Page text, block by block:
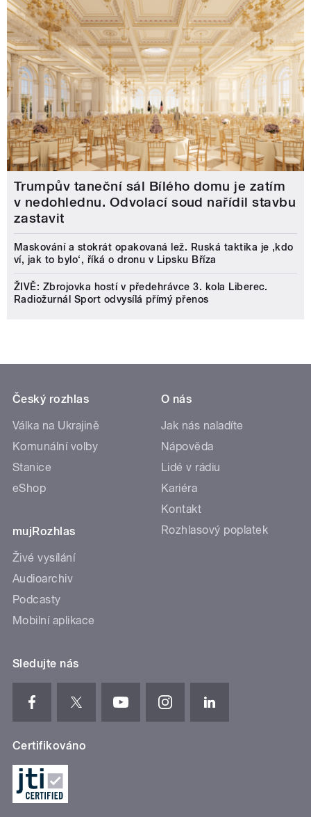
Trumpův taneční sál Bílého domu je zatím
v nedohlednu. Odvolací soud nařídil stavbu
zastavit
Maskování a stokrát opakovaná lež. Ruská taktika je ‚kdo
ví, jak to bylo‘, říká o dronu v Lipsku Bříza
ŽIVĚ: Zbrojovka hostí v předehrávce 3. kola Liberec.
Radiožurnál Sport odvysílá přímý přenos
Český rozhlas
Válka na Ukrajině
Komunální volby
Stanice
eShop
mujRozhlas
Živé vysílání
Audioarchiv
Podcasty
Mobilní aplikace
O nás
Jak nás naladíte
Nápověda
Lidé v rádiu
Kariéra
Kontakt
Rozhlasový poplatek
Sledujte nás
Certifikováno